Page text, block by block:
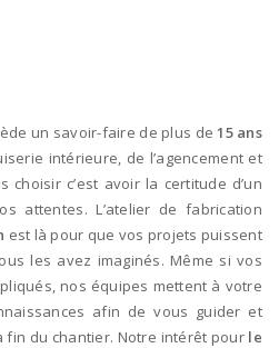
un savoir-faire de plus de15 ans
intérieure, de l’agencement et
choisir c’est avoir la certitude d’un
attentes. L’atelier de fabrication
est là pour que vos projets puissent
les avez imaginés. Même si vos
nos équipes mettent à votre
afin de vous guider et
fin du chantier. Notre intérêt pour le